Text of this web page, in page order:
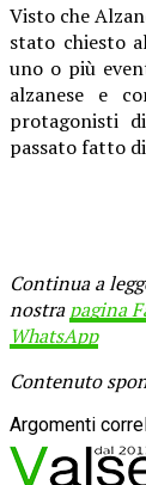
Visto che
stato chiesto
uno o più
alzanese e
protagonisti
passato fatto
Continua a
nostrapagina
WhatsApp
Contenuto
Argomenti